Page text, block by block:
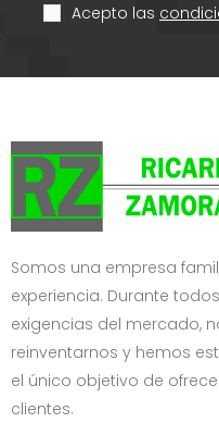
Acepto las
Somos una empresa
experiencia. Durante
exigencias del mercado,
reinventarnos y hemos
el único objetivo de
clientes.